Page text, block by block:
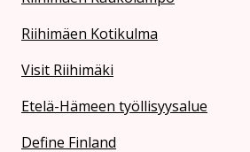
Riihimäen Kotikulma
Visit Riihimäki
Etelä-Hämeen työllisyysalue
Define Finland